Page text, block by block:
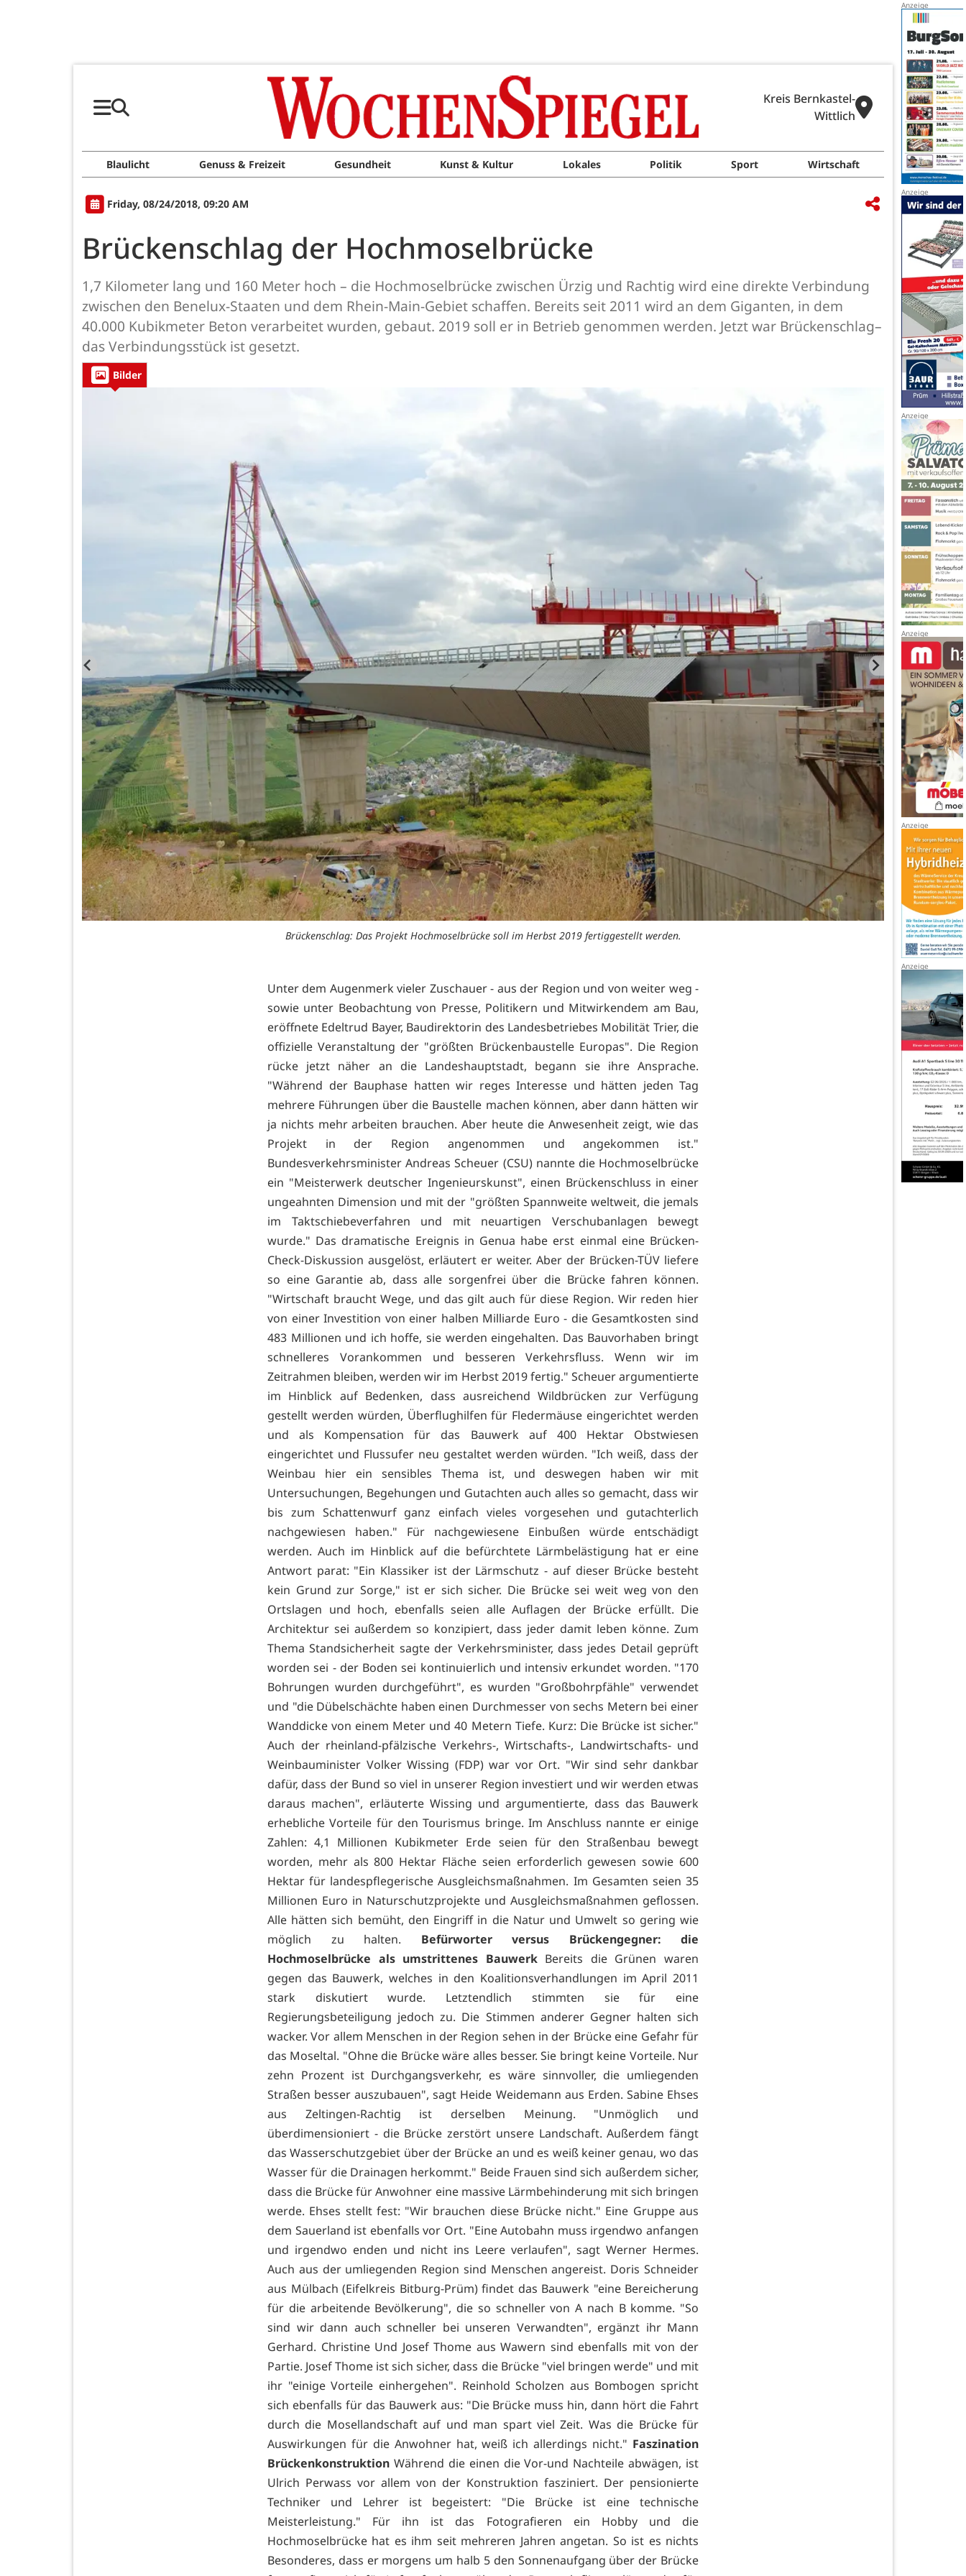
Kreis Bernkastel-
Wittlich
Blaulicht Genuss & Freizeit Gesundheit Kunst & Kultur Lokales Politik Sport Wirtschaft
Friday, 08/24/2018, 09:20 AM
Brückenschlag der Hochmoselbrücke
1,7 Kilometer lang und 160 Meter hoch – die Hochmoselbrücke zwischen Ürzig und Rachtig wird eine direkte Verbindung
zwischen den Benelux-Staaten und dem Rhein-Main-Gebiet schaffen. Bereits seit 2011 wird an dem Giganten, in dem
40.000 Kubikmeter Beton verarbeitet wurden, gebaut. 2019 soll er in Betrieb genommen werden. Jetzt war Brückenschlag–
das Verbindungsstück ist gesetzt.
Bilder
Brückenschlag: Das Projekt Hochmoselbrücke soll im Herbst 2019 fertiggestellt werden.
Unter dem Augenmerk vieler Zuschauer - aus der Region und von weiter weg -
sowie unter Beobachtung von Presse, Politikern und Mitwirkendem am Bau,
eröffnete Edeltrud Bayer, Baudirektorin des Landesbetriebes Mobilität Trier, die
offizielle Veranstaltung der "größten Brückenbaustelle Europas". Die Region
rücke jetzt näher an die Landeshauptstadt, begann sie ihre Ansprache.
"Während der Bauphase hatten wir reges Interesse und hätten jeden Tag
mehrere Führungen über die Baustelle machen können, aber dann hätten wir
ja nichts mehr arbeiten brauchen. Aber heute die Anwesenheit zeigt, wie das
Projekt in der Region angenommen und angekommen ist."
Bundesverkehrsminister Andreas Scheuer (CSU) nannte die Hochmoselbrücke
ein "Meisterwerk deutscher Ingenieurskunst", einen Brückenschluss in einer
ungeahnten Dimension und mit der "größten Spannweite weltweit, die jemals
im Taktschiebeverfahren und mit neuartigen Verschubanlagen bewegt
wurde." Das dramatische Ereignis in Genua habe erst einmal eine Brücken-
Check-Diskussion ausgelöst, erläutert er weiter. Aber der Brücken-TÜV liefere
so eine Garantie ab, dass alle sorgenfrei über die Brücke fahren können.
"Wirtschaft braucht Wege, und das gilt auch für diese Region. Wir reden hier
von einer Investition von einer halben Milliarde Euro - die Gesamtkosten sind
483 Millionen und ich hoffe, sie werden eingehalten. Das Bauvorhaben bringt
schnelleres Vorankommen und besseren Verkehrsfluss. Wenn wir im
Zeitrahmen bleiben, werden wir im Herbst 2019 fertig." Scheuer argumentierte
im Hinblick auf Bedenken, dass ausreichend Wildbrücken zur Verfügung
gestellt werden würden, Überflughilfen für Fledermäuse eingerichtet werden
und als Kompensation für das Bauwerk auf 400 Hektar Obstwiesen
eingerichtet und Flussufer neu gestaltet werden würden. "Ich weiß, dass der
Weinbau hier ein sensibles Thema ist, und deswegen haben wir mit
Untersuchungen, Begehungen und Gutachten auch alles so gemacht, dass wir
bis zum Schattenwurf ganz einfach vieles vorgesehen und gutachterlich
nachgewiesen haben." Für nachgewiesene Einbußen würde entschädigt
werden. Auch im Hinblick auf die befürchtete Lärmbelästigung hat er eine
Antwort parat: "Ein Klassiker ist der Lärmschutz - auf dieser Brücke besteht
kein Grund zur Sorge," ist er sich sicher. Die Brücke sei weit weg von den
Ortslagen und hoch, ebenfalls seien alle Auflagen der Brücke erfüllt. Die
Architektur sei außerdem so konzipiert, dass jeder damit leben könne. Zum
Thema Standsicherheit sagte der Verkehrsminister, dass jedes Detail geprüft
worden sei - der Boden sei kontinuierlich und intensiv erkundet worden. "170
Bohrungen wurden durchgeführt", es wurden "Großbohrpfähle" verwendet
und "die Dübelschächte haben einen Durchmesser von sechs Metern bei einer
Wanddicke von einem Meter und 40 Metern Tiefe. Kurz: Die Brücke ist sicher."
Auch der rheinland-pfälzische Verkehrs-, Wirtschafts-, Landwirtschafts- und
Weinbauminister Volker Wissing (FDP) war vor Ort. "Wir sind sehr dankbar
dafür, dass der Bund so viel in unserer Region investiert und wir werden etwas
daraus machen", erläuterte Wissing und argumentierte, dass das Bauwerk
erhebliche Vorteile für den Tourismus bringe. Im Anschluss nannte er einige
Zahlen: 4,1 Millionen Kubikmeter Erde seien für den Straßenbau bewegt
worden, mehr als 800 Hektar Fläche seien erforderlich gewesen sowie 600
Hektar für landespflegerische Ausgleichsmaßnahmen. Im Gesamten seien 35
Millionen Euro in Naturschutzprojekte und Ausgleichsmaßnahmen geflossen.
Alle hätten sich bemüht, den Eingriff in die Natur und Umwelt so gering wie
möglich zu halten. Befürworter versus Brückengegner: die
Hochmoselbrücke als umstrittenes BauwerkBereits die Grünen waren
gegen das Bauwerk, welches in den Koalitionsverhandlungen im April 2011
stark diskutiert wurde. Letztendlich stimmten sie für eine
Regierungsbeteiligung jedoch zu. Die Stimmen anderer Gegner halten sich
wacker. Vor allem Menschen in der Region sehen in der Brücke eine Gefahr für
das Moseltal. "Ohne die Brücke wäre alles besser. Sie bringt keine Vorteile. Nur
zehn Prozent ist Durchgangsverkehr, es wäre sinnvoller, die umliegenden
Straßen besser auszubauen", sagt Heide Weidemann aus Erden. Sabine Ehses
aus Zeltingen-Rachtig ist derselben Meinung. "Unmöglich und
überdimensioniert - die Brücke zerstört unsere Landschaft. Außerdem fängt
das Wasserschutzgebiet über der Brücke an und es weiß keiner genau, wo das
Wasser für die Drainagen herkommt." Beide Frauen sind sich außerdem sicher,
dass die Brücke für Anwohner eine massive Lärmbehinderung mit sich bringen
werde. Ehses stellt fest: "Wir brauchen diese Brücke nicht." Eine Gruppe aus
dem Sauerland ist ebenfalls vor Ort. "Eine Autobahn muss irgendwo anfangen
und irgendwo enden und nicht ins Leere verlaufen", sagt Werner Hermes.
Auch aus der umliegenden Region sind Menschen angereist. Doris Schneider
aus Mülbach (Eifelkreis Bitburg-Prüm) findet das Bauwerk "eine Bereicherung
für die arbeitende Bevölkerung", die so schneller von A nach B komme. "So
sind wir dann auch schneller bei unseren Verwandten", ergänzt ihr Mann
Gerhard. Christine Und Josef Thome aus Wawern sind ebenfalls mit von der
Partie. Josef Thome ist sich sicher, dass die Brücke "viel bringen werde" und mit
ihr "einige Vorteile einhergehen". Reinhold Scholzen aus Bombogen spricht
sich ebenfalls für das Bauwerk aus: "Die Brücke muss hin, dann hört die Fahrt
durch die Mosellandschaft auf und man spart viel Zeit. Was die Brücke für
Auswirkungen für die Anwohner hat, weiß ich allerdings nicht." Faszination
Brückenkonstruktion Während die einen die Vor-und Nachteile abwägen, ist
Ulrich Perwass vor allem von der Konstruktion fasziniert. Der pensionierte
Techniker und Lehrer ist begeistert: "Die Brücke ist eine technische
Meisterleistung." Für ihn ist das Fotografieren ein Hobby und die
Hochmoselbrücke hat es ihm seit mehreren Jahren angetan. So ist es nichts
Besonderes, dass er morgens um halb 5 den Sonnenaufgang über der Brücke